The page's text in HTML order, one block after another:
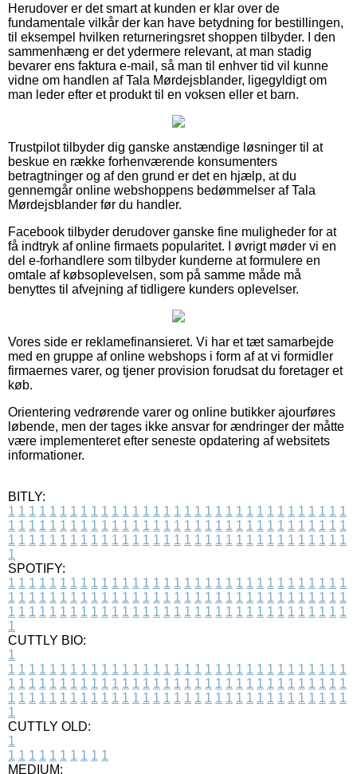
Herudover er det smart at kunden er klar over de
fundamentale vilkår der kan have betydning for bestillingen,
til eksempel hvilken returneringsret shoppen tilbyder. I den
sammenhæng er det ydermere relevant, at man stadig
bevarer ens faktura e-mail, så man til enhver tid vil kunne
vidne om handlen af Tala Mørdejsblander, ligegyldigt om
man leder efter et produkt til en voksen eller et barn.
Trustpilot tilbyder dig ganske anstændige løsninger til at
beskue en række forhenværende konsumenters
betragtninger og af den grund er det en hjælp, at du
gennemgår online webshoppens bedømmelser af Tala
Mørdejsblander før du handler.
Facebook tilbyder derudover ganske fine muligheder for at
få indtryk af online firmaets popularitet. I øvrigt møder vi en
del e-forhandlere som tilbyder kunderne at formulere en
omtale af købsoplevelsen, som på samme måde må
benyttes til afvejning af tidligere kunders oplevelser.
Vores side er reklamefinansieret. Vi har et tæt samarbejde
med en gruppe af online webshops i form af at vi formidler
firmaernes varer, og tjener provision forudsat du foretager et
køb.
Orientering vedrørende varer og online butikker ajourføres
løbende, men der tages ikke ansvar for ændringer der måtte
være implementeret efter seneste opdatering af websitets
informationer.
BITLY:
1 1 1 1 1 1 1 1 1 1 1 1 1 1 1 1 1 1 1 1 1 1 1 1 1 1 1 1 1 1 1 1 1
1 1 1 1 1 1 1 1 1 1 1 1 1 1 1 1 1 1 1 1 1 1 1 1 1 1 1 1 1 1 1 1 1
1 1 1 1 1 1 1 1 1 1 1 1 1 1 1 1 1 1 1 1 1 1 1 1 1 1 1 1 1 1 1 1 1
1
SPOTIFY:
1 1 1 1 1 1 1 1 1 1 1 1 1 1 1 1 1 1 1 1 1 1 1 1 1 1 1 1 1 1 1 1 1
1 1 1 1 1 1 1 1 1 1 1 1 1 1 1 1 1 1 1 1 1 1 1 1 1 1 1 1 1 1 1 1 1
1 1 1 1 1 1 1 1 1 1 1 1 1 1 1 1 1 1 1 1 1 1 1 1 1 1 1 1 1 1 1 1 1
1
CUTTLY BIO:
1
1 1 1 1 1 1 1 1 1 1 1 1 1 1 1 1 1 1 1 1 1 1 1 1 1 1 1 1 1 1 1 1 1
1 1 1 1 1 1 1 1 1 1 1 1 1 1 1 1 1 1 1 1 1 1 1 1 1 1 1 1 1 1 1 1 1
1 1 1 1 1 1 1 1 1 1 1 1 1 1 1 1 1 1 1 1 1 1 1 1 1 1 1 1 1 1 1 1 1
1
CUTTLY OLD:
1
1 1 1 1 1 1 1 1 1 1
MEDIUM: